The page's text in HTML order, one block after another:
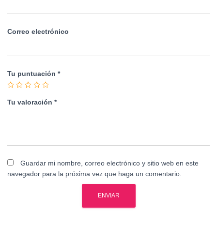
Correo electrónico
Tu puntuación *
Tu valoración *
Guardar mi nombre, correo electrónico y sitio web en este
navegador para la próxima vez que haga un comentario.